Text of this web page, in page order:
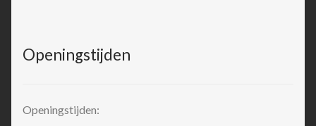
Openingstijden
Openingstijden: